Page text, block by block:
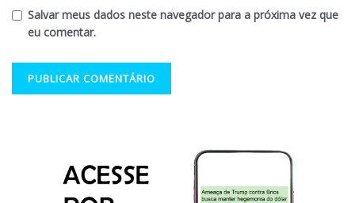
Salvar meus dados neste navegador para a próxima vez que
eu comentar.